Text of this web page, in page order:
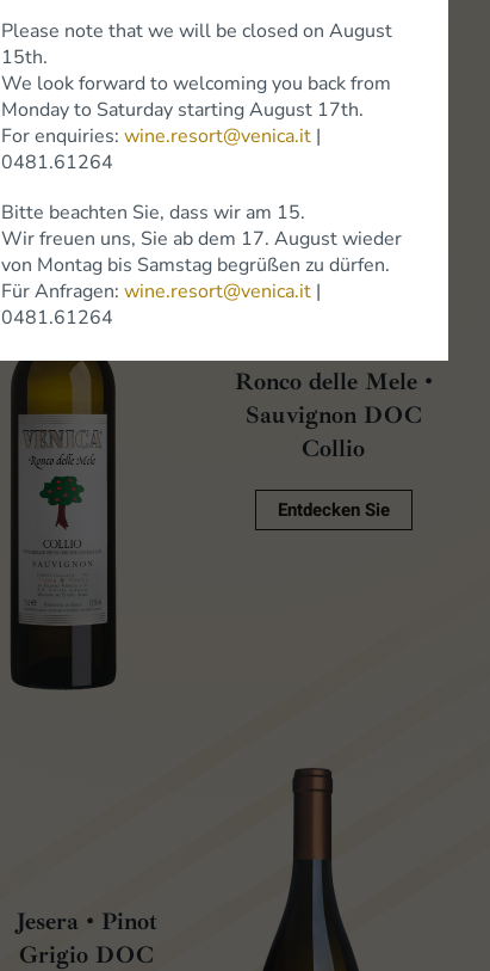
Ronco delle Mele •
Sauvignon DOC
Collio
Entdecken Sie
Jesera • Pinot
Grigio DOC
Please note that we will be closed on August
15th.
We look forward to welcoming you back from
Monday to Saturday starting August 17th.
For enquiries: wine.resort@venica.it |
0481.61264
Bitte beachten Sie, dass wir am 15.
Wir freuen uns, Sie ab dem 17. August wieder
von Montag bis Samstag begrüßen zu dürfen.
Für Anfragen: wine.resort@venica.it |
0481.61264